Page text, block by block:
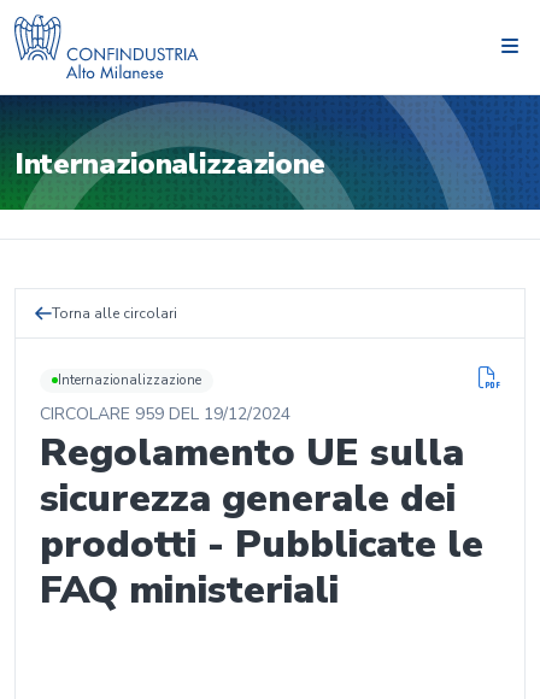
Internazionalizzazione
Torna alle circolari
Internazionalizzazione
CIRCOLARE 959 DEL 19/12/2024
Regolamento UE sulla
sicurezza generale dei
prodotti - Pubblicate le
FAQ ministeriali